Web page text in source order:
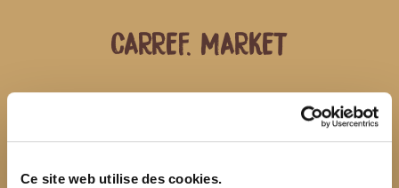
Ce site web utilise des cookies.
CARREF. MARKET